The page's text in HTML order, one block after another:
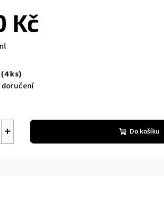
Kč
(4 ks)
+ Do košíku